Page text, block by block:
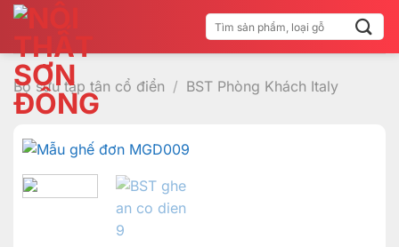
Bỏ
qua
nội
dung
Tìm
kiếm:
Bộ sưu tập tân cổ điển / BST Phòng Khách Italy